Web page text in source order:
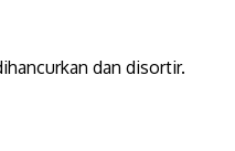
dan disortir.